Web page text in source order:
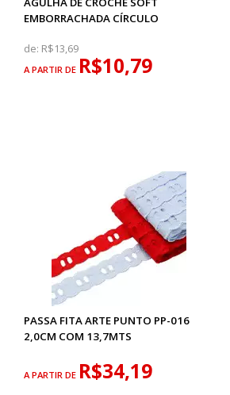
EMBORRACHADA CÍRCULO
de: R$13,69
A PARTIR DE R$10,79
PASSA FITA ARTE PUNTO PP-016
2,0CM COM 13,7MTS
A PARTIR DE R$34,19